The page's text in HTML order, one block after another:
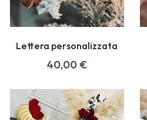
Lettera personalizzata
40,00€